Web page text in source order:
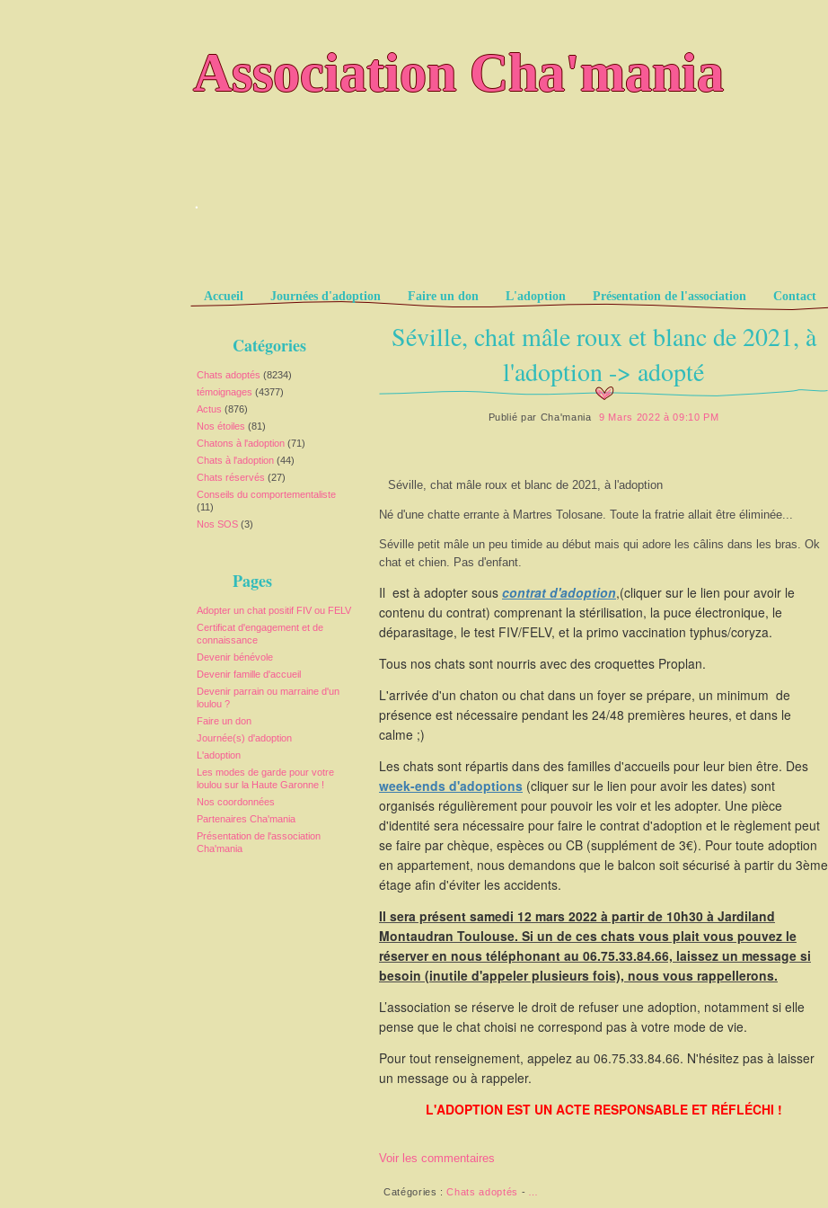
Association Cha'mania
.
Pages
Accueil Journées d'adoption Faire un don L'adoption Présentation de l'association Contact
Catégories
Chats adoptés (8234)
témoignages (4377)
Actus (876)
Nos étoiles (81)
Chatons à l'adoption (71)
Chats à l'adoption (44)
Chats réservés (27)
Conseils du comportementaliste
(11)
Nos SOS (3)
Pages
Adopter un chat positif FIV ou FELV
Certificat d'engagement et de
connaissance
Devenir bénévole
Devenir famille d'accueil
Devenir parrain ou marraine d'un
loulou ?
Faire un don
Journée(s) d'adoption
L'adoption
Les modes de garde pour votre
loulou sur la Haute Garonne !
Nos coordonnées
Partenaires Cha'mania
Présentation de l'association
Cha'mania
Séville, chat mâle roux et blanc de 2021, à
l'adoption -> adopté
Publié par Cha'mania 9 Mars 2022 à 09:10 PM
Séville, chat mâle roux et blanc de 2021, à l'adoption
Né d'une chatte errante à Martres Tolosane. Toute la fratrie allait être éliminée...
Séville petit mâle un peu timide au début mais qui adore les câlins dans les bras. Ok
chat et chien. Pas d'enfant.
Il est à adopter sous contrat d'adoption,(cliquer sur le lien pour avoir le
contenu du contrat) comprenant la stérilisation, la puce électronique, le
déparasitage, le test FIV/FELV, et la primo vaccination typhus/coryza.
Tous nos chats sont nourris avec des croquettes Proplan.
L'arrivée d'un chaton ou chat dans un foyer se prépare, un minimum de
présence est nécessaire pendant les 24/48 premières heures, et dans le
calme ;)
Les chats sont répartis dans des familles d'accueils pour leur bien être. Des
week-ends d'adoptions (cliquer sur le lien pour avoir les dates) sont
organisés régulièrement pour pouvoir les voir et les adopter. Une pièce
d'identité sera nécessaire pour faire le contrat d'adoption et le règlement peut
se faire par chèque, espèces ou CB (supplément de 3€). Pour toute adoption
en appartement, nous demandons que le balcon soit sécurisé à partir du 3ème
étage afin d'éviter les accidents.
Il sera présent samedi 12 mars 2022 à partir de 10h30 à Jardiland
Montaudran Toulouse. Si un de ces chats vous plait vous pouvez le
réserver en nous téléphonant au 06.75.33.84.66, laissez un message si
besoin (inutile d'appeler plusieurs fois), nous vous rappellerons.
L’association se réserve le droit de refuser une adoption, notamment si elle
pense que le chat choisi ne correspond pas à votre mode de vie.
Pour tout renseignement, appelez au 06.75.33.84.66. N'hésitez pas à laisser
un message ou à rappeler.
L'ADOPTION EST UN ACTE RESPONSABLE ET RÉFLÉCHI !
Voir les commentaires
Catégories :Chats adoptés -